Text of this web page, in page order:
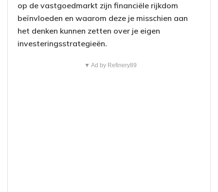
op de vastgoedmarkt zijn financiële rijkdom
beïnvloeden en waarom deze je misschien aan
het denken kunnen zetten over je eigen
investeringsstrategieën.
▼ Ad by Refinery89